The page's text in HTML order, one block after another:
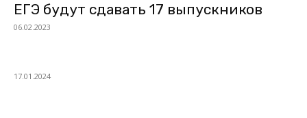
ЕГЭ будут сдавать 17 выпускников
06.02.2023
17.01.2024